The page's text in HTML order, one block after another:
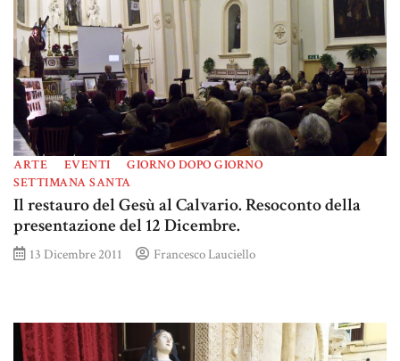
ARTE EVENTI
GIORNO DOPO GIORNO
SETTIMANA SANTA
Il restauro del Gesù al Calvario. Resoconto della
presentazione del 12 Dicembre.
13 Dicembre 2011 Francesco Lauciello